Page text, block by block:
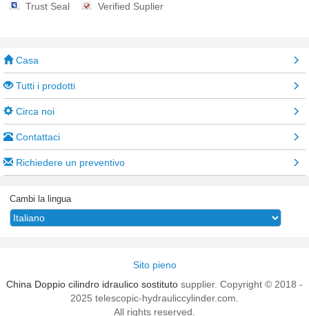
Trust Seal
Verified Suplier
Casa
Tutti i prodotti
Circa noi
Contattaci
Richiedere un preventivo
Cambi la lingua
Sito pieno
China Doppio cilindro idraulico sostituto supplier. Copyright © 2018 -
2025 telescopic-hydrauliccylinder.com.
All rights reserved.